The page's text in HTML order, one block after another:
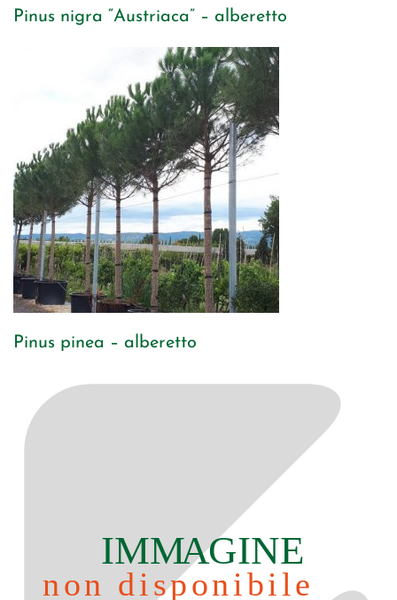
Pinus nigra “Austriaca” – alberetto
Pinus pinea – alberetto